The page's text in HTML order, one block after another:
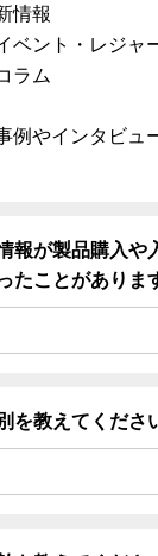
情報
ベント・レジャ
ラム
例やインタビュ
報が製品購入や
たことがありま
を教えてくださ